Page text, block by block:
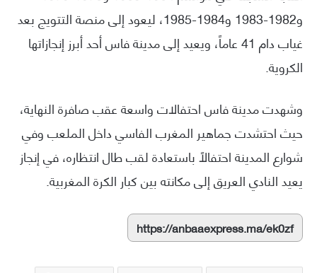
و1982-1983 و1984-1985، ليعود إلى منصة التتويج بعد
غياب دام 41 عاماً، ويعيد إلى مدينة فاس أحد أبرز إنجازاتها
الكروية.
وشهدت مدينة فاس احتفالات واسعة عقب صافرة النهاية،
حيث احتشدت جماهير المغرب الفاسي داخل الملعب وفي
شوارع المدينة احتفالاً باستعادة لقب طال انتظاره، في إنجاز
يعيد النادي العريق إلى مكانته بين كبار الكرة المغربية.
https://anbaaexpress.ma/ek0zf